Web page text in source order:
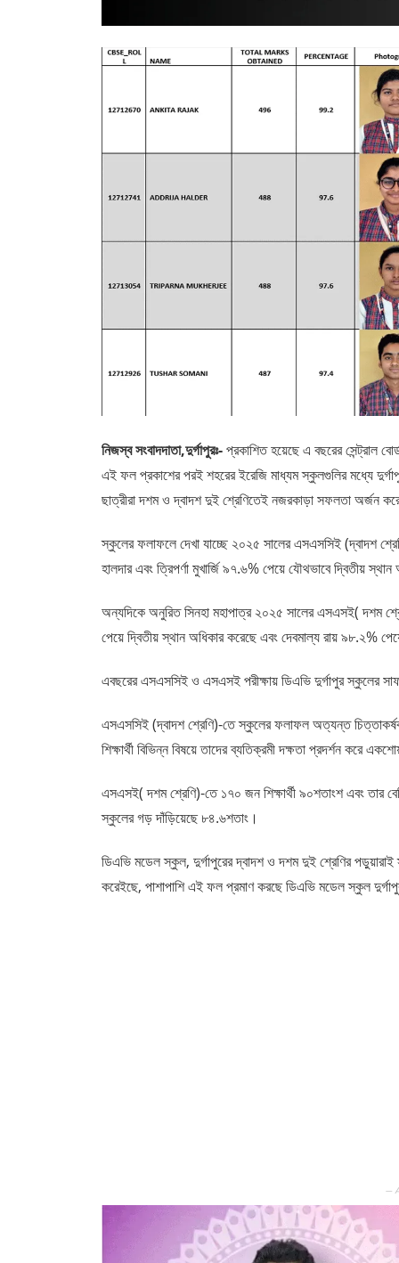
নিজস্ব সংবাদদাতা,দুর্গাপুরঃ-প্রকাশিত হয়েছে এ বছরের সেন্ট্রাল
এই ফল প্রকাশের পরই শহরের ইরেজি মাধ্যম স্কুলগুলির মধ্যে
ছাত্রীরা দশম ও দ্বাদশ দুই শ্রেণিতেই নজরকাড়া সফলতা অর্জন
স্কুলের ফলাফলে দেখা যাচ্ছে ২০২৫ সালের এসএসসিই (দ্বাদশ
হালদার এবং ত্রিপর্ণা মুখার্জি ৯৭.৬% পেয়ে যৌথভাবে দ্বিতীয়
অন্যদিকে অনুরিত সিনহা মহাপাত্র ২০২৫ সালের এসএসই( দশম
পেয়ে দ্বিতীয় স্থান অধিকার করেছে এবং দেবমাল্য রায় ৯৮.২%
এবছরের এসএসসিই ও এসএসই পরীক্ষায় ডিএভি দুর্গাপুর স্কুলের
এসএসসিই (দ্বাদশ শ্রেণি)-তে স্কুলের ফলাফল অত্যন্ত
শিক্ষার্থী বিভিন্ন বিষয়ে তাদের ব্যতিক্রমী দক্ষতা প্রদর্শন
এসএসই( দশম শ্রেণি)-তে ১৭০ জন শিক্ষার্থী ৯০শতাংশ এবং তার
স্কুলের গড় দাঁড়িয়েছে ৮৪.৬শতাং।
ডিএভি মডেল স্কুল, দুর্গাপুরের দ্বাদশ ও দশম দুই শ্রেণির
করেইছে, পাশাপাশি এই ফল প্রমাণ করছে ডিএভি মডেল স্কুল
—